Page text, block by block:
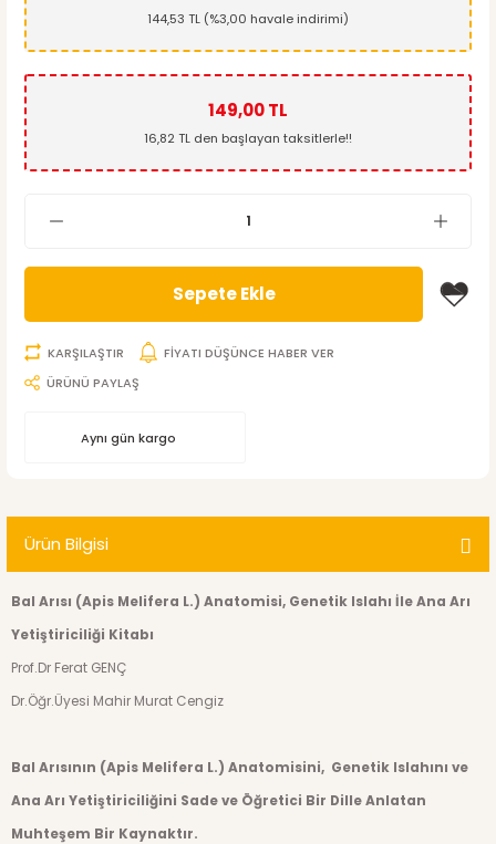
144,53 TL (%3,00 havale indirimi)
149,00 TL
16,82 TL den başlayan taksitlerle!!
Sepete Ekle
KARŞILAŞTIR
FİYATI DÜŞÜNCE HABER VER
ÜRÜNÜ PAYLAŞ
Aynı gün kargo
Ürün Bilgisi
Bal Arısı (Apis Melifera L.) Anatomisi, Genetik Islahı İle Ana Arı
Yetiştiriciliği Kitabı
Prof.Dr Ferat GENÇ
Dr.Öğr.Üyesi Mahir Murat Cengiz
Bal Arısının (Apis Melifera L.) Anatomisini, Genetik Islahını ve
Ana Arı Yetiştiriciliğini Sade ve Öğretici Bir Dille Anlatan
Muhteşem Bir Kaynaktır.